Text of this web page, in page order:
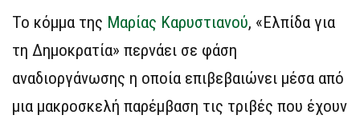
Το κόμμα της Μαρίας Καρυστιανού, «Ελπίδα για
τη Δημοκρατία» περνάει σε φάση
αναδιοργάνωσης η οποία επιβεβαιώνει μέσα από
μια μακροσκελή παρέμβαση τις τριβές που έχουν